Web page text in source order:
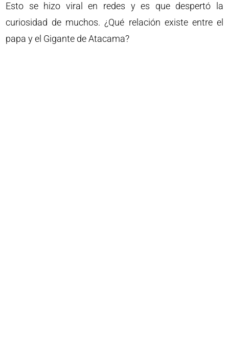
Esto se hizo viral en redes y es que despertó la
curiosidad de muchos. ¿Qué relación existe entre el
papa y el Gigante de Atacama?